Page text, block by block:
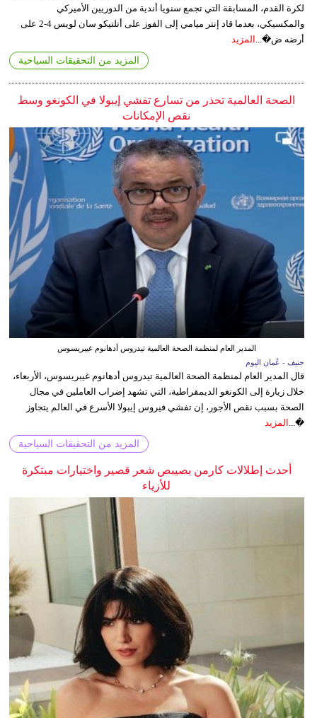
لكرة القدم، المسابقة التي تجمع سنويا أندية من الدوريين الأميركي
والمكسيكي، بعدما قاد إنتر ميامي إلى الفوز على أتلتيكو سان لويس 4-2 على
أرضه ض�...
المزيد
المزيد من التحقيقات السياحية
الصحة العالمية تحذر من تسارع تفشي إيبولا في الكونغو وسط
نقص الإمكانات
المدير العام لمنظمة الصحة العالمية تيدروس أدهانوم غيبريسوس
جنيف - عُمان اليوم
قال المدير العام لمنظمة الصحة العالمية تيدروس أدهانوم غيبريسوس، الأربعاء،
خلال زيارة إلى الكونغو الديمقراطية، التي تشهد إضراب العاملين في مجال
الصحة بسبب نقص الأجور، إن تفشي فيروس إيبولا الأسرع في العالم يتجاوز
�... المزيد
المزيد من التحقيقات السياحية
أحدث إطلالات كارمن بصيبص شعر قصير واختيارات مبتكرة
للأزياء